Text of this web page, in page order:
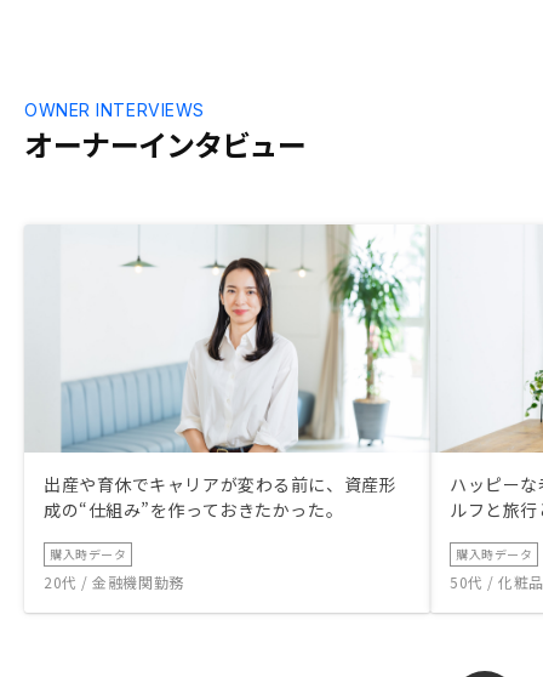
オーナーインタビュー
OWNER INTERVIEWS
出産や育休でキャリアが変わる前に、資産形
成の“仕組み”を作っておきたかった。
購入時データ
20代 / 金融機関勤務
ハッピー
ルフと旅
購入時データ
50代 / 化粧